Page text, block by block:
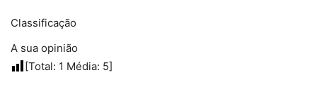
Classificação
A sua opinião
[Total: 1 Média: 5]